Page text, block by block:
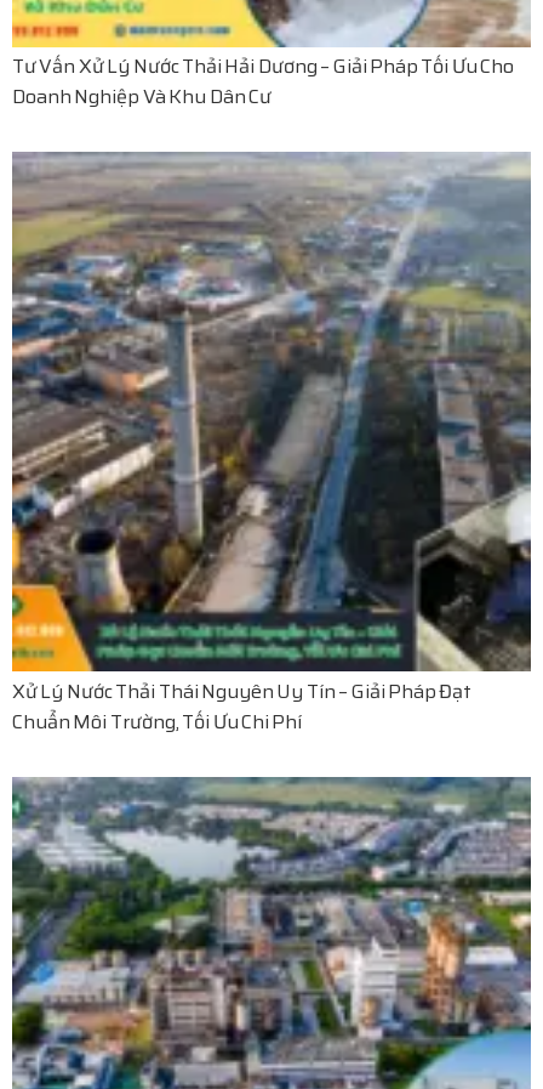
Tư Vấn Xử Lý Nước Thải Hải Dương – Giải Pháp Tối Ưu Cho
Doanh Nghiệp Và Khu Dân Cư
Xử Lý Nước Thải Thái Nguyên Uy Tín – Giải Pháp Đạt
Chuẩn Môi Trường, Tối Ưu Chi Phí